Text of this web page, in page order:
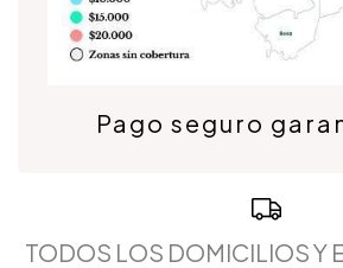
Pago seguro
TODOS LOS DOMICILIOS Y